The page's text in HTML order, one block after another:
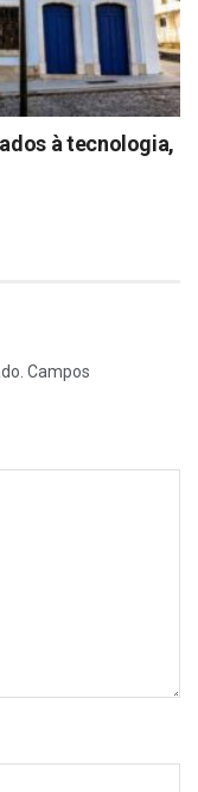
à tecnologia,
Campos